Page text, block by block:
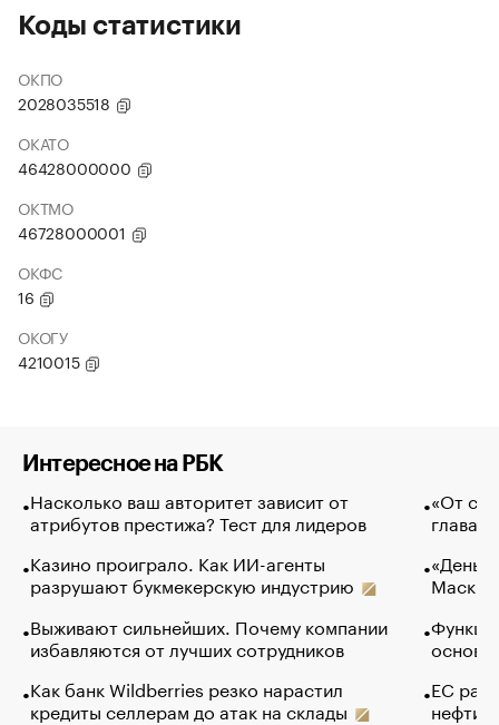
Коды статистики
ОКПО
2028035518
ОКАТО
46428000000
ОКТМО
46728000001
ОКФС
16
ОКОГУ
4210015
Интересное на РБК
Насколько ваш авторитет зависит от
атрибутов престижа? Тест для лидеров
Казино проиграло. Как ИИ-агенты
разрушают букмекерскую индустрию
Выживают сильнейших. Почему компании
избавляются от лучших сотрудников
Как банк Wildberries резко нарастил
кредиты селлерам до атак на склады
«От
глава
Маск в
основ
ЕС
нефти